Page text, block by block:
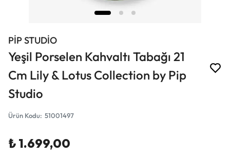
PİP STUDİO
Yeşil Porselen Kahvaltı Tabağı 21
Cm Lily & Lotus Collection by Pip
Studio
Ürün Kodu: 51001497
₺ 1.699,00